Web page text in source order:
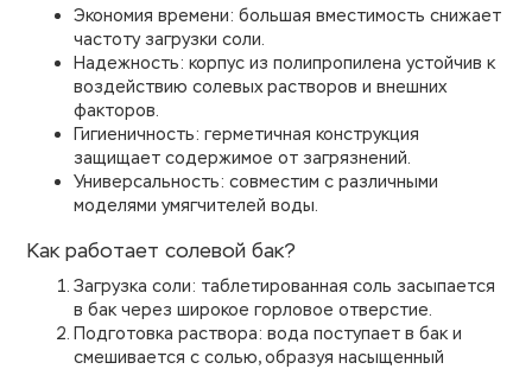
Экономия времени: большая вместимость снижает
частоту загрузки соли.
Надежность: корпус из полипропилена устойчив к
воздействию солевых растворов и внешних
факторов.
Гигиеничность: герметичная конструкция
защищает содержимое от загрязнений.
Универсальность: совместим с различными
моделями умягчителей воды.
Как работает солевой бак?
Загрузка соли: таблетированная соль засыпается
в бак через широкое горловое отверстие.
Подготовка раствора: вода поступает в бак и
смешивается с солью, образуя насыщенный